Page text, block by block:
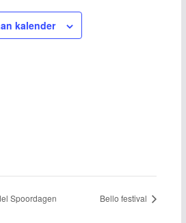
kalender
Spoordagen Bello festival